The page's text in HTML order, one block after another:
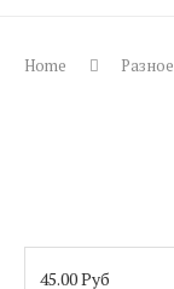
Home Разное
45.00 Руб